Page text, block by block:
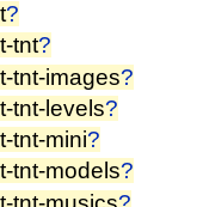
?
tnt?
tnt-images?
tnt-levels?
tnt-mini?
tnt-models?